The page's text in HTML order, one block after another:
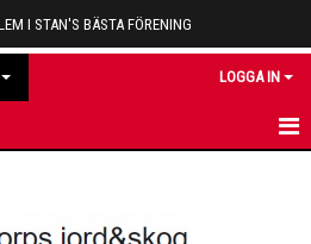
I STAN'S BÄSTA FÖRENING
LOGGA IN